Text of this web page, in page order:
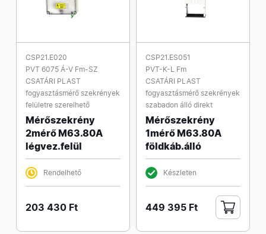
CSP21.E020
PVT 6075 Á-V Fm-SZ
CSATÁRI PLAST
fogyasztásmérő szekrények
felületre szerelhető
Mérőszekrény
2mérő M63.80A
légvez.felül
Rendelhető
203 430 Ft
CSP21.ES051
PVT-K-L Fm
CSATÁRI PLAST
fogyasztásmérő szekrények
szabadon álló direkt
Mérőszekrény
1mérő M63.80A
földkáb.álló
Készleten
449 395 Ft